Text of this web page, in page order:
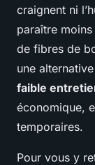
craignent ni
paraître
de fibres de
une
faible
économique,
temporaires.
Pour vous y